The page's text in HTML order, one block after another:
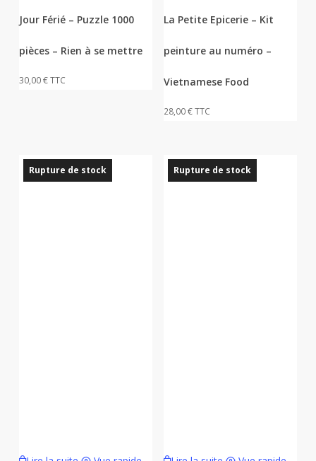
Jour Férié – Puzzle 1000
pièces – Rien à se mettre
30,00€TTC
La Petite Epicerie – Kit
peinture au numéro –
Vietnamese Food
28,00€TTC
Rupture de stock Rupture de stock